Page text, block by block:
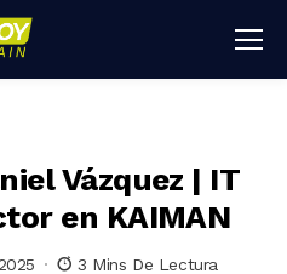
Vázquez | IT
en KAIMAN
3 Mins De Lectura